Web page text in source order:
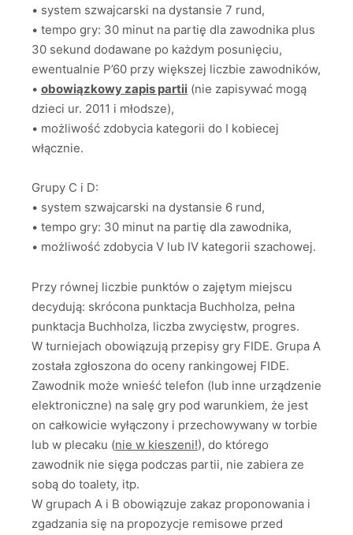
• system szwajcarski na dystansie 7 rund,
• tempo gry: 30 minut na partię dla zawodnika plus
30 sekund dodawane po każdym posunięciu,
ewentualnie P’60 przy większej liczbie zawodników,
• obowiązkowy zapis partii (nie zapisywać mogą
dzieci ur. 2011 i młodsze),
• możliwość zdobycia kategorii do I kobiecej
włącznie.
Grupy C i D:
• system szwajcarski na dystansie 6 rund,
• tempo gry: 30 minut na partię dla zawodnika,
• możliwość zdobycia V lub IV kategorii szachowej.
Przy równej liczbie punktów o zajętym miejscu
decydują: skrócona punktacja Buchholza, pełna
punktacja Buchholza, liczba zwycięstw, progres.
W turniejach obowiązują przepisy gry FIDE. Grupa A
została zgłoszona do oceny rankingowej FIDE.
Zawodnik może wnieść telefon (lub inne urządzenie
elektroniczne) na salę gry pod warunkiem, że jest
on całkowicie wyłączony i przechowywany w torbie
lub w plecaku (nie w kieszeni!), do którego
zawodnik nie sięga podczas partii, nie zabiera ze
sobą do toalety, itp.
W grupach A i B obowiązuje zakaz proponowania i
zgadzania się na propozycje remisowe przed